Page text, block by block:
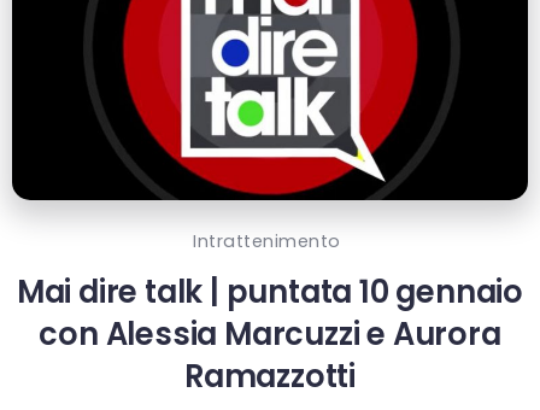
Intrattenimento
Mai dire talk | puntata 10 gennaio
con Alessia Marcuzzi e Aurora
Ramazzotti